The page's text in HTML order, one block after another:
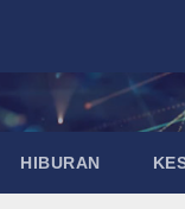
HIBURAN